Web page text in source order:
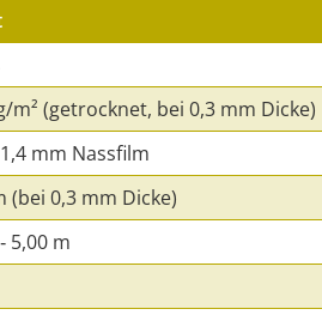
m² (getrocknet, bei 0,3 mm Dicke)
1,4 mm Nassfilm
(bei 0,3 mm Dicke)
5,00 m